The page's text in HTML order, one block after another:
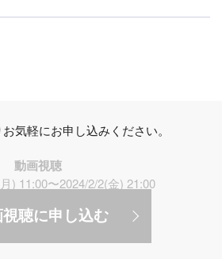
気軽にお申し込みください。
動画視聴
) 11:00〜2024/2/2(金) 21:00
聴に申し込む